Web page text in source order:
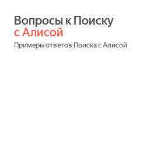
с Алисой
Примеры ответов Поиска с Алисой